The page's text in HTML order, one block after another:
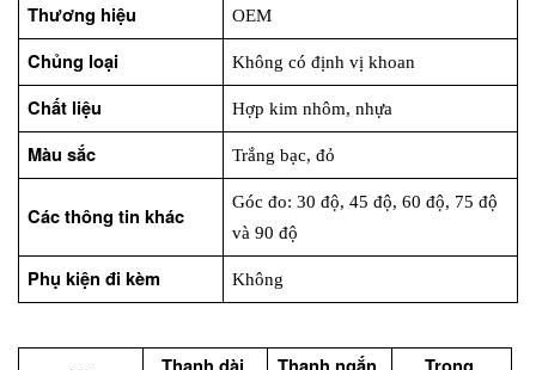
Thương hiệu OEM
Chủng loại Không có định vị khoan
Chất liệu Hợp kim nhôm, nhựa
Màu sắc Trắng bạc, đỏ
Các thông tin khác
Góc đo: 30 độ, 45 độ, 60 độ, 75 độ
và 90 độ
Phụ kiện đi kèm Không